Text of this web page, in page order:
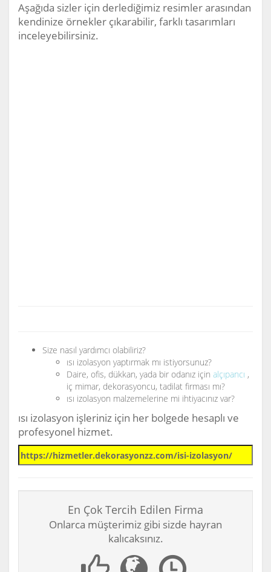
Aşağıda sizler için derlediğimiz resimler arasından
kendinize örnekler çıkarabilir, farklı tasarımları
inceleyebilirsiniz.
Size nasıl yardımcı olabiliriz?
ısı izolasyon yaptırmak mı istiyorsunuz?
Daire, ofis, dükkan, yada bir odanız için alçıpancı ,
iç mimar, dekorasyoncu, tadilat firması mı?
ısı izolasyon malzemelerine mi ihtiyacınız var?
ısı izolasyon işleriniz için her bolgede hesaplı ve
profesyonel hizmet.
En Çok Tercih Edilen Firma
Onlarca müşterimiz gibi sizde hayran
kalıcaksınız.